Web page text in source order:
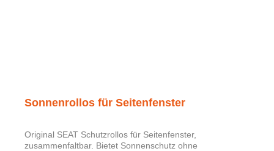
Sonnenrollos für Seitenfenster
Original SEAT Schutzrollos für Seitenfenster,
zusammenfaltbar. Bietet Sonnenschutz ohne